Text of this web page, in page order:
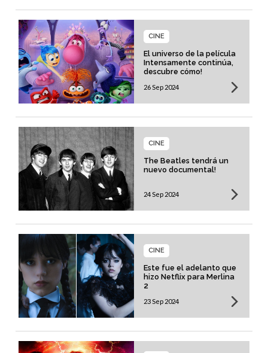
El universo de la película
Intensamente continúa,
descubre cómo!
CINE
26 Sep 2024
The Beatles tendrá un
nuevo documental!
CINE
24 Sep 2024
Este fue el adelanto que
hizo Netflix para Merlina
2
CINE
23 Sep 2024